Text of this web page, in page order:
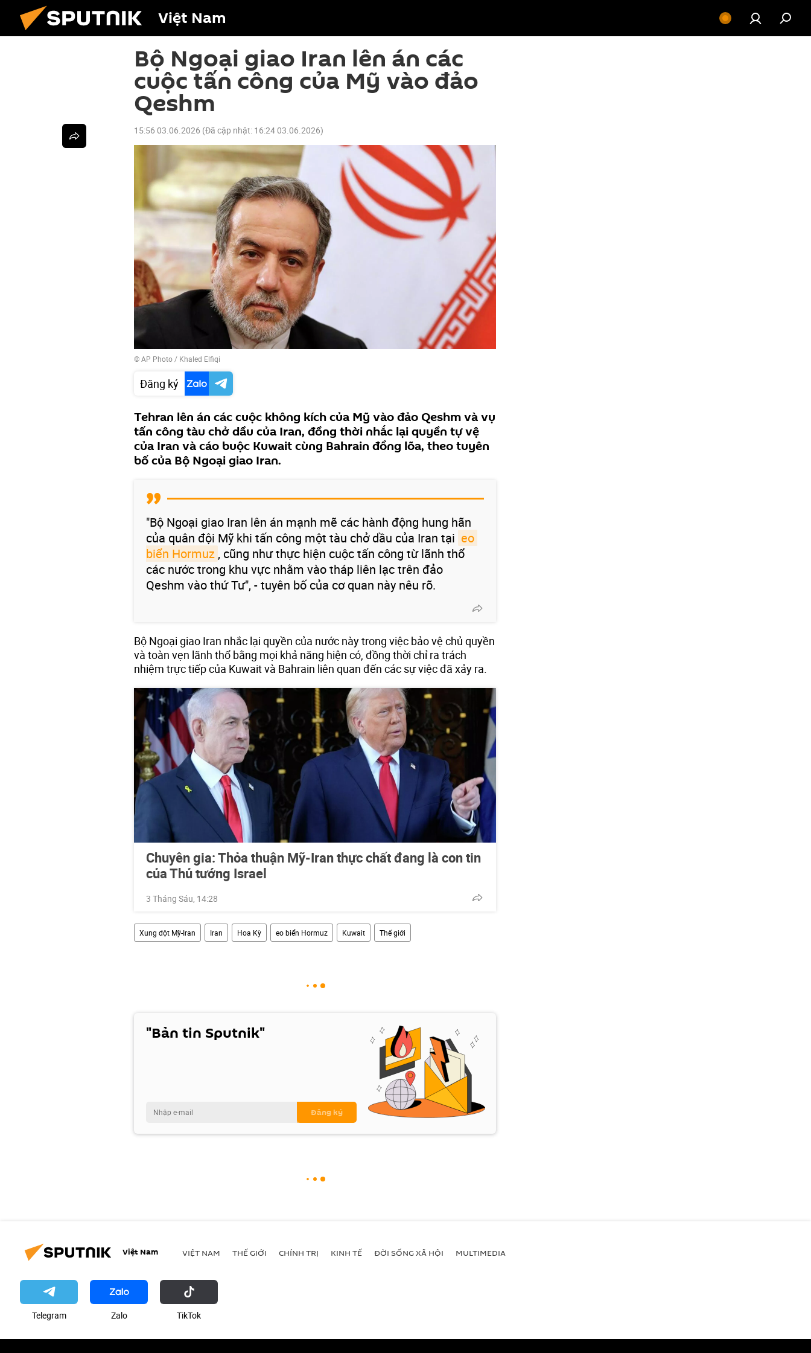
Việt Nam
Bộ Ngoại giao Iran lên án các
cuộc tấn công của Mỹ vào đảo
Qeshm
15:56 03.06.2026 (Đã cập nhật: 16:24 03.06.2026)
© AP Photo / Khaled Elfiqi
Đăng ký
Tehran lên án các cuộc không kích của Mỹ vào đảo Qeshm và vụ
tấn công tàu chở dầu của Iran, đồng thời nhắc lại quyền tự vệ
của Iran và cáo buộc Kuwait cùng Bahrain đồng lõa, theo tuyên
bố của Bộ Ngoại giao Iran.
"Bộ Ngoại giao Iran lên án mạnh mẽ các hành động hung hãn
của quân đội Mỹ khi tấn công một tàu chở dầu của Iran tại eo
biển Hormuz , cũng như thực hiện cuộc tấn công từ lãnh thổ
các nước trong khu vực nhằm vào tháp liên lạc trên đảo
Qeshm vào thứ Tư", - tuyên bố của cơ quan này nêu rõ.
Bộ Ngoại giao Iran nhắc lại quyền của nước này trong việc bảo vệ chủ quyền
và toàn vẹn lãnh thổ bằng mọi khả năng hiện có, đồng thời chỉ ra trách
nhiệm trực tiếp của Kuwait và Bahrain liên quan đến các sự việc đã xảy ra.
Chuyên gia: Thỏa thuận Mỹ-Iran thực chất đang là con tin
của Thủ tướng Israel
3 Tháng Sáu, 14:28
Xung đột Mỹ-Iran Iran Hoa Kỳ eo biển Hormuz Kuwait Thế giới
"Bản tin Sputnik"
Việt Nam VIỆT NAM THẾ GIỚI CHÍNH TRỊ KINH TẾ ĐỜI SỐNG XÃ HỘI MULTIMEDIA
Telegram Zalo ТikТоk